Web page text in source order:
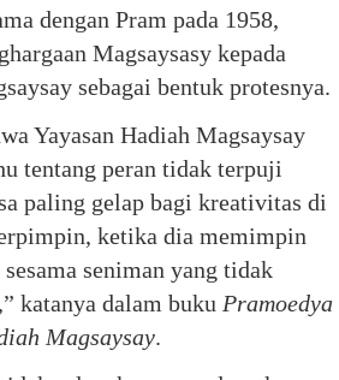
dengan Pram pada 1958,
Magsaysasy kepada
sebagai bentuk protesnya.
Yayasan Hadiah Magsaysay
tentang peran tidak terpuji
paling gelap bagi kreativitas di
ketika dia memimpin
seniman yang tidak
katanya dalam buku Pramoedya
Magsaysay.